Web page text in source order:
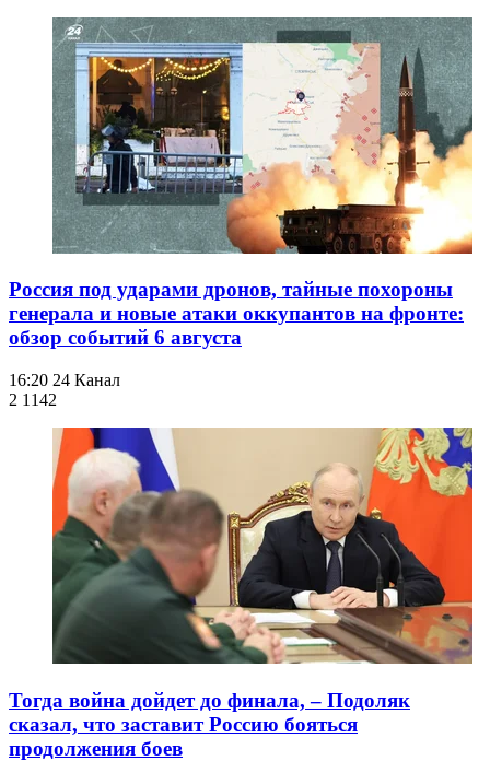
Россия под ударами дронов, тайные похороны
генерала и новые атаки оккупантов на фронте:
обзор событий 6 августа
16:20 24 Канал
2 1142
Тогда война дойдет до финала, – Подоляк
сказал, что заставит Россию бояться
продолжения боев